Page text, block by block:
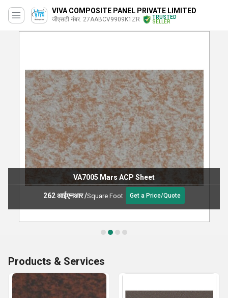
VIVA COMPOSITE PANEL PRIVATE LIMITED
जीएसटी नंबर. 27AABCV9909K1ZR
TRUSTED
SELLER
VA7005 Mars ACP Sheet
262 आईएनआर/Square Foot Get a Price/Quote
Products & Services